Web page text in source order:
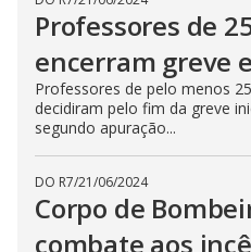
Professores de
encerram greve
Professores de pelo menos
decidiram pelo fim da greve
segundo apuração...
DO R7/21/06/2024
Corpo de
combate aos